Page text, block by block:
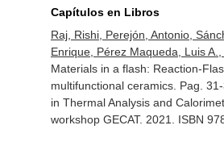
Capítulos en Libros
Raj, Rishi, Perejón, Antonio,
Enrique, Pérez Maqueda, Luis A.,
Materials in a flash: Reaction-
multifunctional ceramics. Pag. 31-
in Thermal Analysis and
workshop GECAT. 2021. ISBN